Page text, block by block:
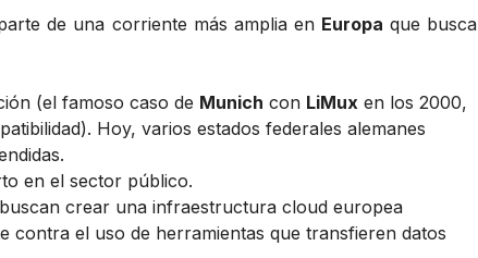
de una corriente más amplia en Europa que busca
(el famoso caso de Munich con LiMux en los 2000,
Hoy, varios estados federales alemanes
en el sector público.
buscan crear una infraestructura cloud europea
contra el uso de herramientas que transfieren datos